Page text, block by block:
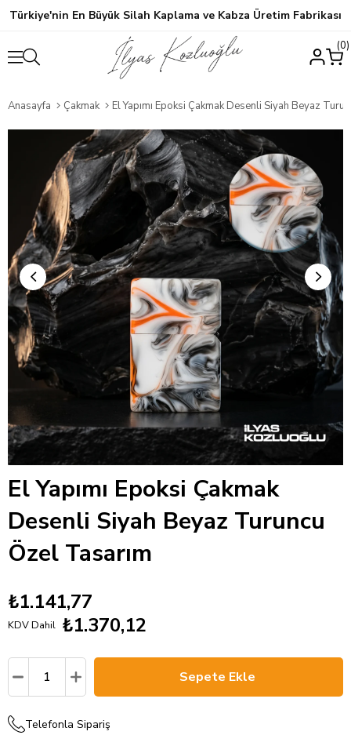
Türkiye'nin En Büyük Silah Kaplama ve Kabza Üretim Fabrikası
0
Anasayfa Çakmak El Yapımı Epoksi Çakmak Desenli Siyah Beyaz Turuncu Özel
El Yapımı Epoksi Çakmak
Desenli Siyah Beyaz Turuncu
Özel Tasarım
₺1.141,77
KDV Dahil ₺1.370,12
Telefonla Sipariş